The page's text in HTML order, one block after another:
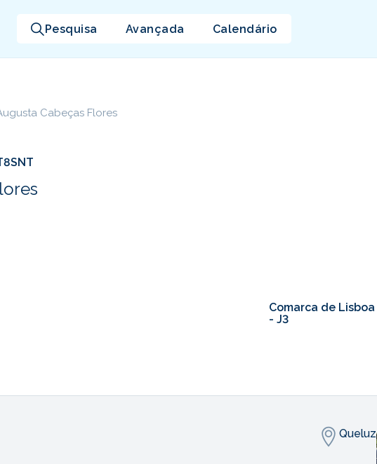
Pesquisa Avançada Calendário
Cabeças Flores
Comarca de
- J3
Queluz